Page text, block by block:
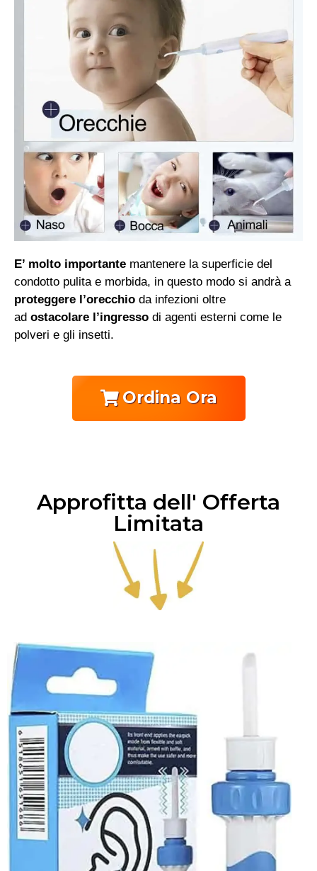
E’ molto importante mantenere la superficie del
condotto pulita e morbida, in questo modo si andrà a
proteggere l’orecchio da infezioni oltre
ad ostacolare l’ingresso di agenti esterni come le
polveri e gli insetti.
Ordina Ora
Approfitta dell' Offerta
Limitata